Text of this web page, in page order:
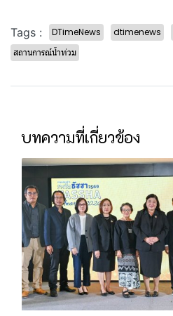
Tags : DTimeNews dtimenews
สถานการณ์น้ำท่วม
บทความที่เกี่ยวข้อง